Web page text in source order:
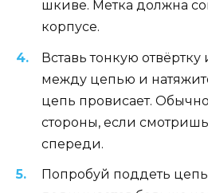
шкиве. Метка должна
корпусе.
Вставь тонкую
между цепью и
цепь провисает.
стороны, если
спереди.
Попробуй поддеть